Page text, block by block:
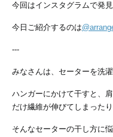
今回はインスタグラムで発
今日ご紹介するのは
---
みなさんは、セーターを洗
ハンガーにかけて干すと、
だけ繊維が伸びてしまった
そんなセーターの干し方に